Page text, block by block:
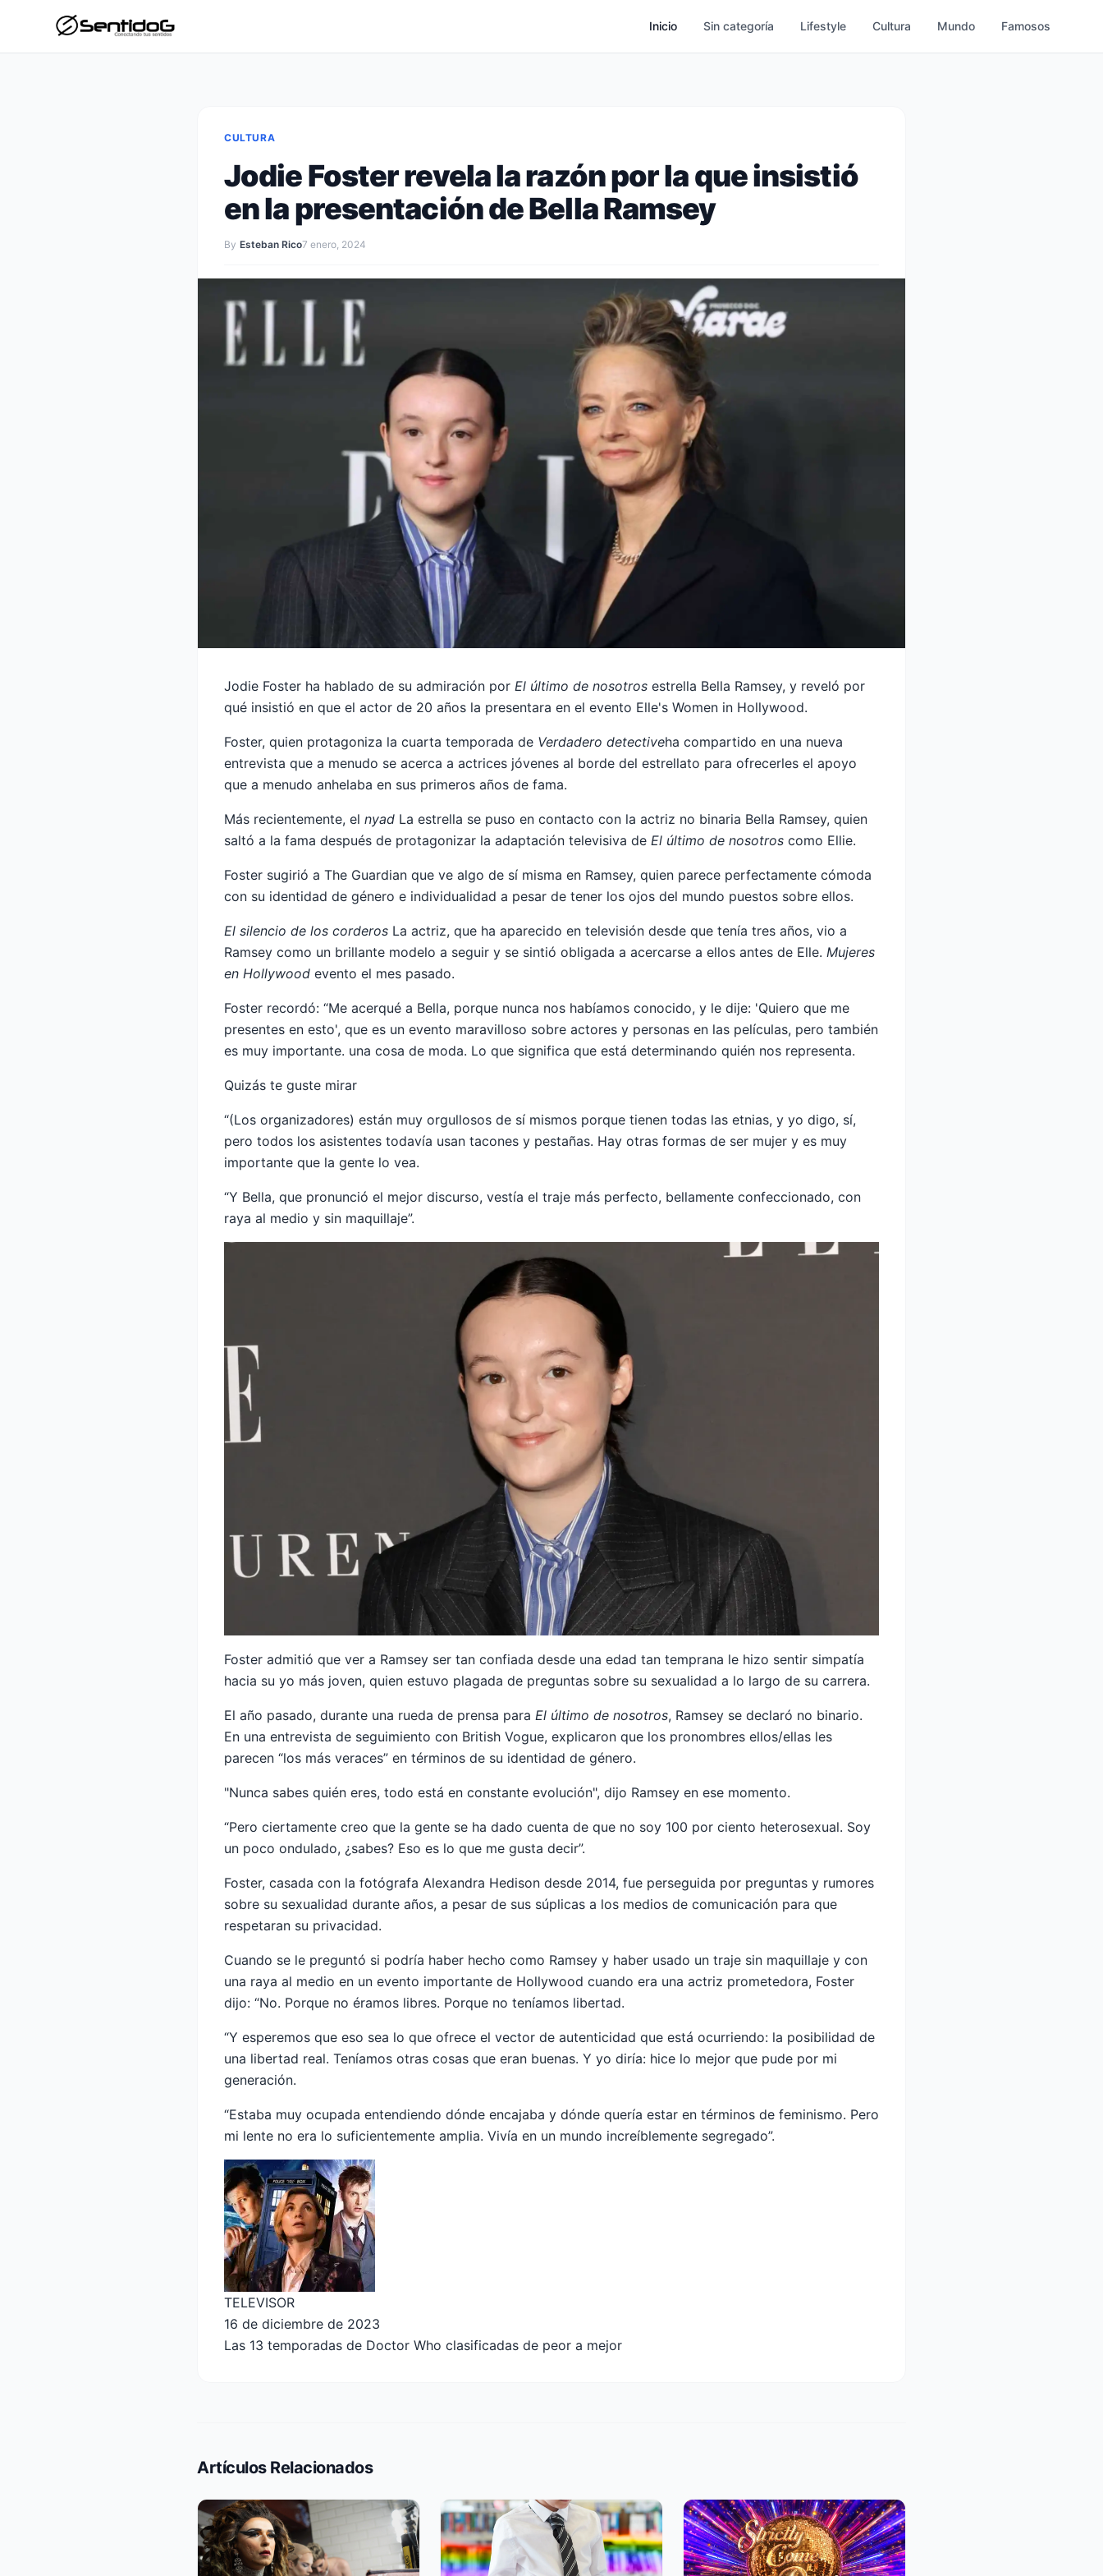
Inicio Sin categoría Lifestyle Cultura Mundo Famosos
CULTURA
Jodie Foster revela la razón por la que insistió
en la presentación de Bella Ramsey
By Esteban Rico7 enero, 2024
Jodie Foster ha hablado de su admiración por El último de nosotros estrella Bella Ramsey, y reveló por
qué insistió en que el actor de 20 años la presentara en el evento Elle's Women in Hollywood.
Foster, quien protagoniza la cuarta temporada de Verdadero detectiveha compartido en una nueva
entrevista que a menudo se acerca a actrices jóvenes al borde del estrellato para ofrecerles el apoyo
que a menudo anhelaba en sus primeros años de fama.
Más recientemente, el nyad La estrella se puso en contacto con la actriz no binaria Bella Ramsey, quien
saltó a la fama después de protagonizar la adaptación televisiva de El último de nosotros como Ellie.
Foster sugirió a The Guardian que ve algo de sí misma en Ramsey, quien parece perfectamente cómoda
con su identidad de género e individualidad a pesar de tener los ojos del mundo puestos sobre ellos.
El silencio de los corderos La actriz, que ha aparecido en televisión desde que tenía tres años, vio a
Ramsey como un brillante modelo a seguir y se sintió obligada a acercarse a ellos antes de Elle. Mujeres
en Hollywood evento el mes pasado.
Foster recordó: “Me acerqué a Bella, porque nunca nos habíamos conocido, y le dije: 'Quiero que me
presentes en esto', que es un evento maravilloso sobre actores y personas en las películas, pero también
es muy importante. una cosa de moda. Lo que significa que está determinando quién nos representa.
Quizás te guste mirar
“(Los organizadores) están muy orgullosos de sí mismos porque tienen todas las etnias, y yo digo, sí,
pero todos los asistentes todavía usan tacones y pestañas. Hay otras formas de ser mujer y es muy
importante que la gente lo vea.
“Y Bella, que pronunció el mejor discurso, vestía el traje más perfecto, bellamente confeccionado, con
raya al medio y sin maquillaje”.
Foster admitió que ver a Ramsey ser tan confiada desde una edad tan temprana le hizo sentir simpatía
hacia su yo más joven, quien estuvo plagada de preguntas sobre su sexualidad a lo largo de su carrera.
El año pasado, durante una rueda de prensa para El último de nosotros, Ramsey se declaró no binario.
En una entrevista de seguimiento con British Vogue, explicaron que los pronombres ellos/ellas les
parecen “los más veraces” en términos de su identidad de género.
"Nunca sabes quién eres, todo está en constante evolución", dijo Ramsey en ese momento.
“Pero ciertamente creo que la gente se ha dado cuenta de que no soy 100 por ciento heterosexual. Soy
un poco ondulado, ¿sabes? Eso es lo que me gusta decir”.
Foster, casada con la fotógrafa Alexandra Hedison desde 2014, fue perseguida por preguntas y rumores
sobre su sexualidad durante años, a pesar de sus súplicas a los medios de comunicación para que
respetaran su privacidad.
Cuando se le preguntó si podría haber hecho como Ramsey y haber usado un traje sin maquillaje y con
una raya al medio en un evento importante de Hollywood cuando era una actriz prometedora, Foster
dijo: “No. Porque no éramos libres. Porque no teníamos libertad.
“Y esperemos que eso sea lo que ofrece el vector de autenticidad que está ocurriendo: la posibilidad de
una libertad real. Teníamos otras cosas que eran buenas. Y yo diría: hice lo mejor que pude por mi
generación.
“Estaba muy ocupada entendiendo dónde encajaba y dónde quería estar en términos de feminismo. Pero
mi lente no era lo suficientemente amplia. Vivía en un mundo increíblemente segregado”.
TELEVISOR
16 de diciembre de 2023
Las 13 temporadas de Doctor Who clasificadas de peor a mejor
Artículos Relacionados